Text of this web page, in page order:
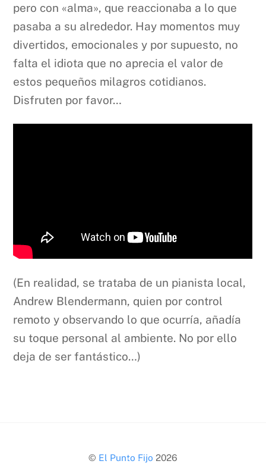
pero con «alma», que reaccionaba a lo que
pasaba a su alrededor. Hay momentos muy
divertidos, emocionales y por supuesto, no
falta el idiota que no aprecia el valor de
estos pequeños milagros cotidianos.
Disfruten por favor…
(En realidad, se trataba de un pianista local,
Andrew Blendermann, quien por control
remoto y observando lo que ocurría, añadía
su toque personal al ambiente. No por ello
deja de ser fantástico…)
Back
© El Punto Fijo 2026